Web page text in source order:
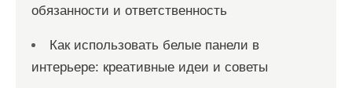
обязанности и ответственность
Как использовать белые панели в
интерьере: креативные идеи и советы